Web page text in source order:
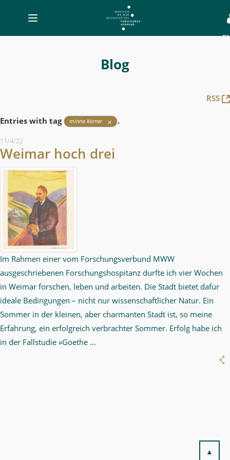
Toggle
navigation
Blog
RSS
Entries with tag minna körner .
11/4/22
Weimar hoch drei
Im Rahmen einer vom Forschungsverbund MWW
ausgeschriebenen Forschungshospitanz durfte ich vier Wochen
in Weimar forschen, leben und arbeiten. Die Stadt bietet dafür
ideale Bedingungen – nicht nur wissenschaftlicher Natur. Ein
Sommer in der kleinen, aber charmanten Stadt ist, so meine
Erfahrung, ein erfolgreich verbrachter Sommer. Erfolg habe ich
in der Fallstudie »Goethe ...
▲